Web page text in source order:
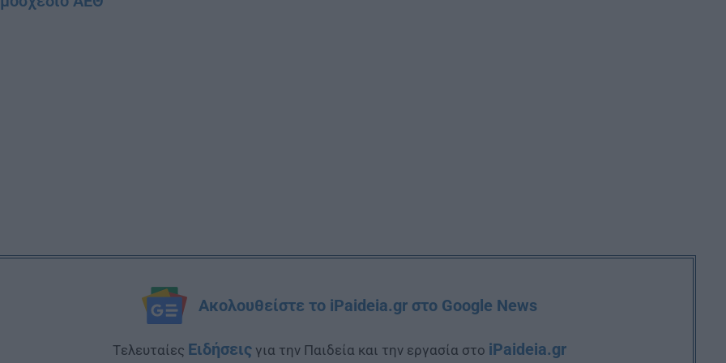
Ακολουθείστε το iPaideia.gr στο Google News
Tελευταίες Ειδήσεις για την Παιδεία και την εργασία στο iPaideia.gr